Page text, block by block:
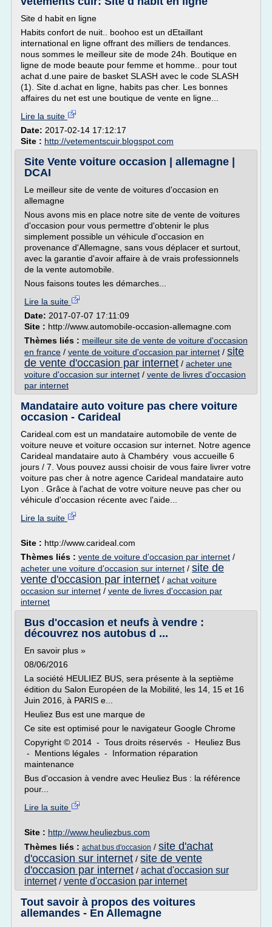
Site d habit en ligne
Habits confort de nuit.. boohoo est un dEtaillant
international en ligne offrant des milliers de tendances.
nous sommes le meilleur site de mode 24h. Boutique en
ligne de mode beaute pour femme et homme.. pour tout
achat d.une paire de basket SLASH avec le code SLASH
(1). Site d.achat en ligne, habits pas cher. Les bonnes
affaires du net est une boutique de vente en ligne...
Lire la suite
Date: 2017-02-14 17:12:17
Site : http://vetementscuir.blogspot.com
Site Vente voiture occasion | allemagne |
DCAI
Le meilleur site de vente de voitures d'occasion en
allemagne
Nous avons mis en place notre site de vente de voitures
d'occasion pour vous permettre d'obtenir le plus
simplement possible un véhicule d'occasion en
provenance d'Allemagne, sans vous déplacer et surtout,
avec la garantie d'avoir affaire à de vrais professionnels
de la vente automobile.
Nous faisons toutes les démarches...
Lire la suite
Date: 2017-07-07 17:11:09
Site : http://www.automobile-occasion-allemagne.com
Thèmes liés : meilleur site de vente de voiture d'occasion
en france / vente de voiture d'occasion par internet / site
de vente d'occasion par internet / acheter une
voiture d'occasion sur internet / vente de livres d'occasion
par internet
Mandataire auto voiture pas chere voiture
occasion - Carideal
Carideal.com est un mandataire automobile de vente de
voiture neuve et voiture occasion sur internet. Notre agence
Carideal mandataire auto à Chambéry vous accueille 6
jours / 7. Vous pouvez aussi choisir de vous faire livrer votre
voiture pas cher à notre agence Carideal mandataire auto
Lyon . Grâce à l'achat de votre voiture neuve pas cher ou
véhicule d'occasion récente avec l'aide...
Lire la suite
Site : http://www.carideal.com
Thèmes liés : vente de voiture d'occasion par internet /
acheter une voiture d'occasion sur internet / site de
vente d'occasion par internet / achat voiture
occasion sur internet / vente de livres d'occasion par
internet
Bus d'occasion et neufs à vendre :
découvrez nos autobus d ...
En savoir plus »
08/06/2016
La société HEULIEZ BUS, sera présente à la septième
édition du Salon Européen de la Mobilité, les 14, 15 et 16
Juin 2016, à PARIS e...
Heuliez Bus est une marque de
Ce site est optimisé pour le navigateur Google Chrome
Copyright © 2014 - Tous droits réservés - Heuliez Bus
- Mentions légales - Information réparation
maintenance
Bus d'occasion à vendre avec Heuliez Bus : la référence
pour...
Lire la suite
Site : http://www.heuliezbus.com
Thèmes liés : achat bus d'occasion / site d'achat
d'occasion sur internet / site de vente
d'occasion par internet / achat d'occasion sur
internet/ vente d'occasion par internet
Tout savoir à propos des voitures
allemandes - En Allemagne